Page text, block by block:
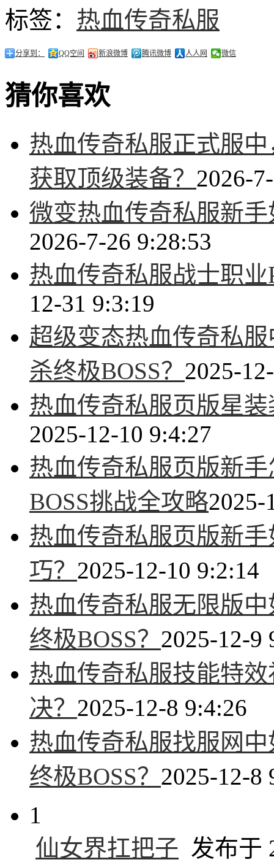
标签： 热血传奇私服
分享到： QQ空间 新浪微博 腾讯微博 人人网 微信
猜你喜欢
热血传奇私服正式服
获取顶级装备？ 2026-
微变热血传奇私服新
2026-7-26 9:28:53
热血传奇私服战士职
12-31 9:3:19
超级变态热血传奇私
杀终极BOSS？ 2025-
热血传奇私服页版星
2025-12-10 9:4:27
热血传奇私服页版新
BOSS挑战全攻略2025-
热血传奇私服页版新
巧？ 2025-12-10 9:2:14
热血传奇私服无限版
终极BOSS？ 2025-12-9
热血传奇私服技能特
决？ 2025-12-8 9:4:26
热血传奇私服找服网
终极BOSS？ 2025-12-8
1
仙女界扛把子 发布于